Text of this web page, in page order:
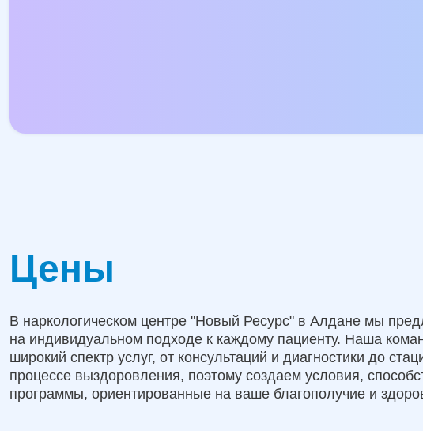
Цены
В наркологическом центре "Новый Ресурс" в Алдане мы
на индивидуальном подходе к каждому пациенту. Наша
широкий спектр услуг, от консультаций и диагностики до
процессе выздоровления, поэтому создаем условия,
программы, ориентированные на ваше благополучие и